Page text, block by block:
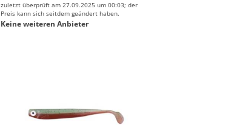
zuletzt überprüft am 27.09.2025 um 00:03; der
Preis kann sich seitdem geändert haben.
Keine weiteren Anbieter